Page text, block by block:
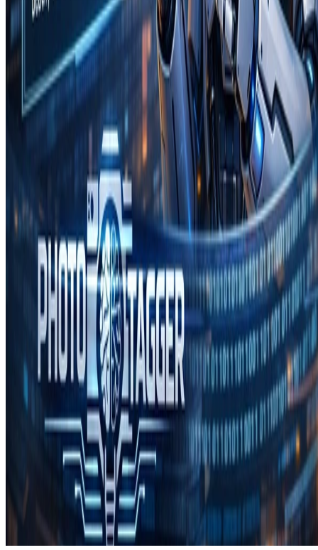
© 2026 Julio Batista Silva. This work is licensed under
CC BY NC